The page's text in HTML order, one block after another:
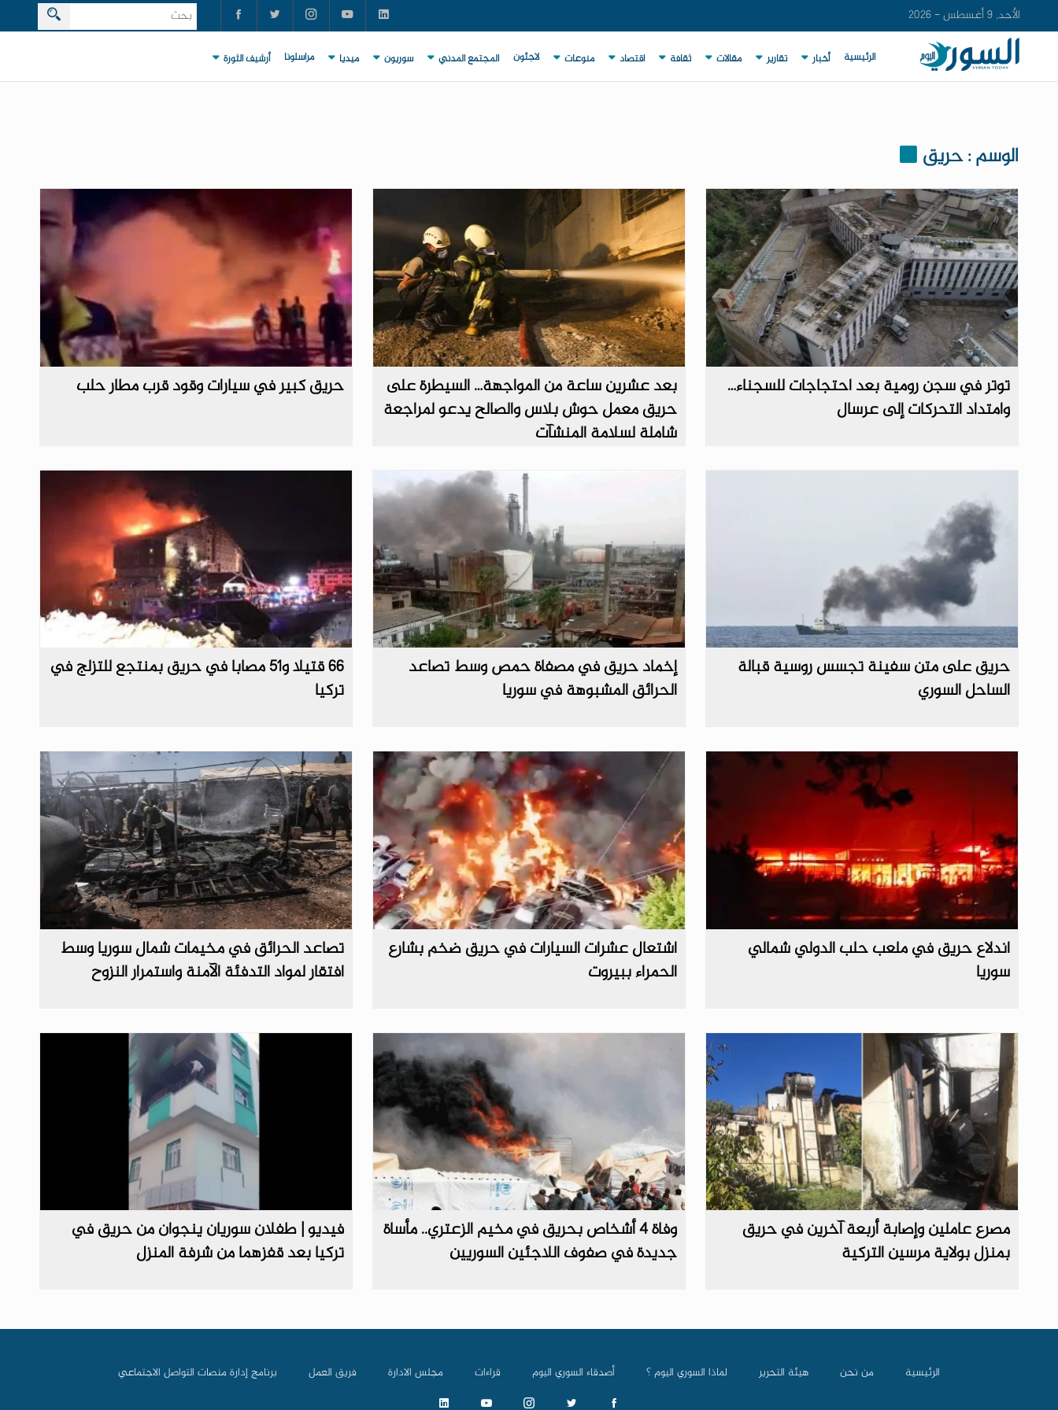
الأحد, 9 أغسطس - 2026
الرئيسية أخبار تقارير مقالات ثقافة اقتصاد منوعات لاجئون المجتمع المدني سوريون ميديا مراسلونا أرشيف الثورة
الوسم : حريق
توتر في سجن رومية بعد احتجاجات للسجناء…
وامتداد التحركات إلى عرسال
بعد عشرين ساعة من المواجهة… السيطرة على
حريق معمل حوش بلاس والصالح يدعو لمراجعة
شاملة لسلامة المنشآت
حريق كبير في سيارات وقود قرب مطار حلب
حريق على متن سفينة تجسس روسية قبالة
الساحل السوري
إخماد حريق في مصفاة حمص وسط تصاعد
الحرائق المشبوهة في سوريا
66 قتيلا و51 مصابا في حريق بمنتجع للتزلج في
تركيا
اندلاع حريق في ملعب حلب الدولي شمالي
سوريا
اشتعال عشرات السيارات في حريق ضخم بشارع
الحمراء ببيروت
تصاعد الحرائق في مخيمات شمال سوريا وسط
افتقار لمواد التدفئة الآمنة واستمرار النزوح
مصرع عاملين وإصابة أربعة آخرين في حريق
بمنزل بولاية مرسين التركية
وفاة 4 أشخاص بحريق في مخيم الزعتري.. مأساة
جديدة في صفوف اللاجئين السوريين
فيديو | طفلان سوريان ينجوان من حريق في
تركيا بعد قفزهما من شرفة المنزل
الرئيسية من نحن هيئة التحرير لماذا السوري اليوم ؟ أصدقاء السوري اليوم قراءات مجلس الادارة فريق العمل برنامج إدارة منصات التواصل الاجتماعي